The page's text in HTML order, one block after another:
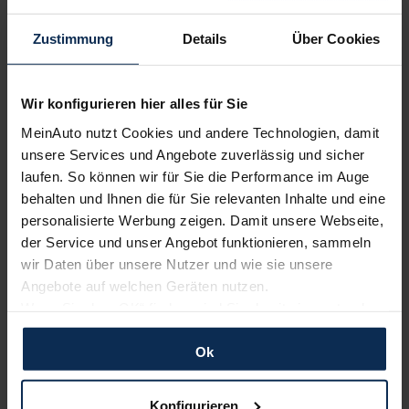
Zustimmung Details Über Cookies
Wir konfigurieren hier alles für Sie
MeinAuto nutzt Cookies und andere Technologien, damit
unsere Services und Angebote zuverlässig und sicher
laufen. So können wir für Sie die Performance im Auge
behalten und Ihnen die für Sie relevanten Inhalte und eine
personalisierte Werbung zeigen. Damit unsere Webseite,
der Service und unser Angebot funktionieren, sammeln
wir Daten über unsere Nutzer und wie sie unsere
Angebote auf welchen Geräten nutzen.
und erlauben uns Cookies für unseren Service zu
verwenden und diese Daten an Dritte weiterzugeben,
etwa an unsere Marketingpartner. Falls Sie dem nicht
Ok
Konfigurieren
Ausstattungslinie wählen:
Modelljahr 2025
TEAMPLAYER
38.990,00€
AUSSTATTUNG IM DETAIL
42.990,00€